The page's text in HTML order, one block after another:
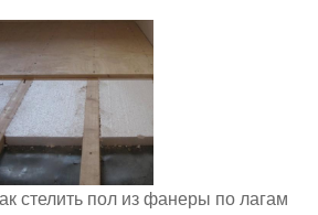
стелить пол из фанеры по лагам